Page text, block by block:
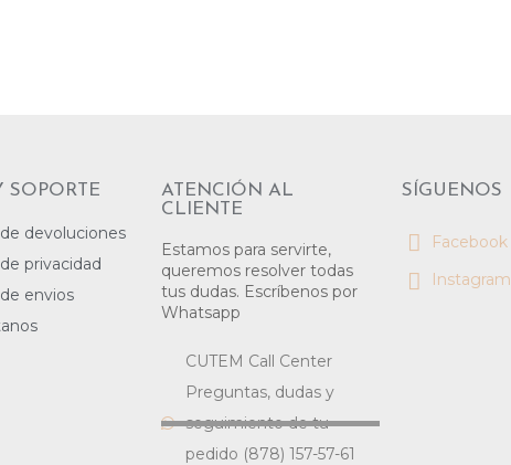
SOPORTE
devoluciones
privacidad
envios
ATENCIÓN AL
CLIENTE
Estamos para servirte,
queremos resolver todas
tus dudas. Escríbenos por
Whatsapp
CUTEM Call Center
Preguntas, dudas y
seguimiento de tu
pedido (878) 157-57-61
SÍGUENOS
Facebook
Instagram